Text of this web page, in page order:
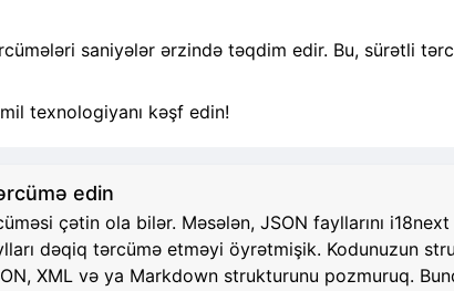
saniyələr ərzində təqdim edir. Bu, sürətli
texnologiyanı kəşf edin!
edin
çətin ola bilər. Məsələn, JSON fayllarını
dəqiq tərcümə etməyi öyrətmişik. Kodunuzun
XML və ya Markdown strukturunu pozmuruq.